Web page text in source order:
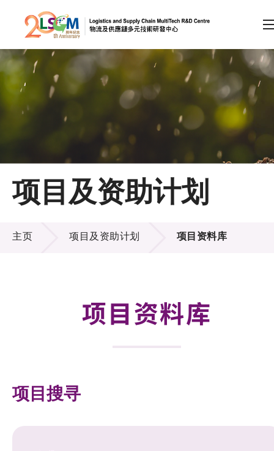
跳到内容（按回车键）
会员登录
A A EN 繁 简
主页
关于LSCM
技术商品化
研发重点
征求研发项目计划书
项目及资助计划
项目及资助计划
主页 项目及资助计划 项目资料库
项目资料库
项目搜寻